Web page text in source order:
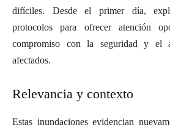
difíciles. Desde el primer día,
protocolos para ofrecer atención
compromiso con la seguridad y el
afectados.
Relevancia y contexto
Estas inundaciones evidencian